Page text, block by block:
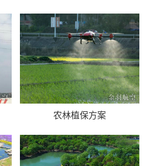
农林植保方案